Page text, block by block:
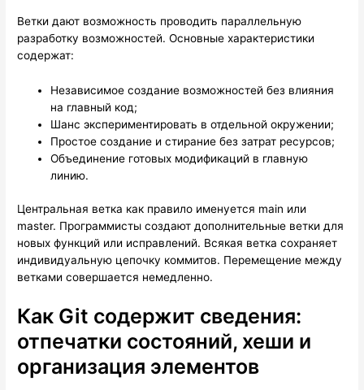
Ветки дают возможность проводить параллельную
разработку возможностей. Основные характеристики
содержат:
Независимое создание возможностей без влияния
на главный код;
Шанс экспериментировать в отдельной окружении;
Простое создание и стирание без затрат ресурсов;
Объединение готовых модификаций в главную
линию.
Центральная ветка как правило именуется main или
master. Программисты создают дополнительные ветки для
новых функций или исправлений. Всякая ветка сохраняет
индивидуальную цепочку коммитов. Перемещение между
ветками совершается немедленно.
Как Git содержит сведения:
отпечатки состояний, хеши и
организация элементов